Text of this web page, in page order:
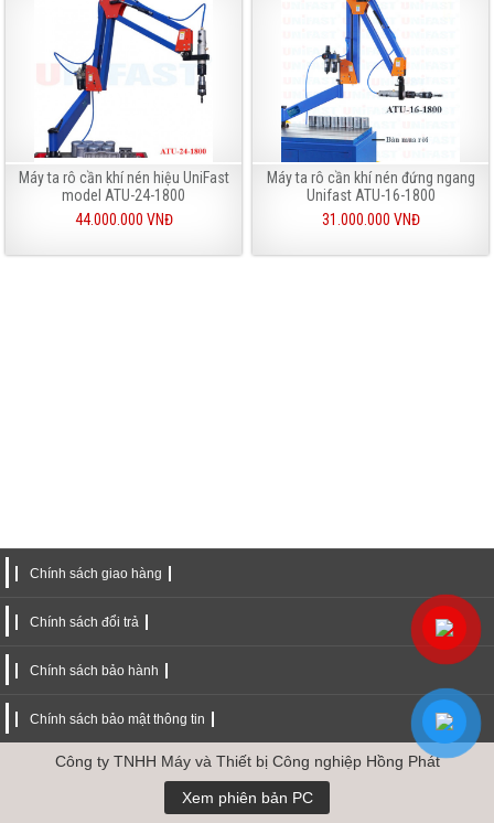
Máy ta rô cần khí nén hiệu UniFast
model ATU-24-1800
44.000.000 VNĐ
Máy ta rô cần khí nén đứng ngang
Unifast ATU-16-1800
31.000.000 VNĐ
Chính sách giao hàng
Chính sách đổi trả
Chính sách bảo hành
Chính sách bảo mật thông tin
Công ty TNHH Máy và Thiết bị Công nghiệp Hồng Phát
Xem phiên bản PC